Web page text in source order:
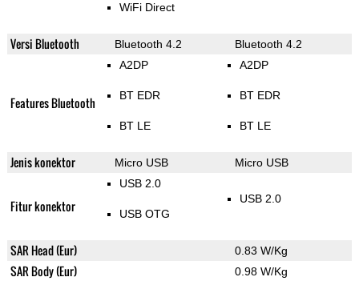
WiFi Direct
Versi Bluetooth Bluetooth 4.2 Bluetooth 4.2
Features Bluetooth
A2DP
BT EDR
BT LE
A2DP
BT EDR
BT LE
Jenis konektor Micro USB Micro USB
Fitur konektor
USB 2.0
USB OTG
USB 2.0
SAR Head (Eur) 0.83 W/Kg
SAR Body (Eur) 0.98 W/Kg